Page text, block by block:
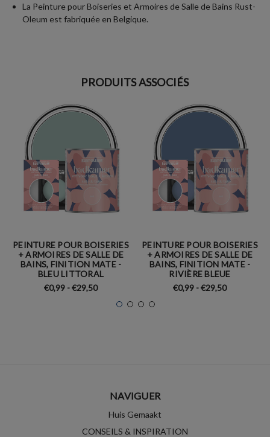
La Peinture pour Boiseries et Armoires de Salle de Bains Rust-
Oleum est fabriquée en Belgique.
PRODUITS ASSOCIÉS
PEINTURE POUR BOISERIES
+ ARMOIRES DE SALLE DE
BAINS, FINITION MATE -
BLEU LITTORAL
€0,99 - €29,50
PEINTURE POUR BOISERIES
+ ARMOIRES DE SALLE DE
BAINS, FINITION MATE -
RIVIÈRE BLEUE
€0,99 - €29,50
NAVIGUER
Huis Gemaakt
CONSEILS & INSPIRATION